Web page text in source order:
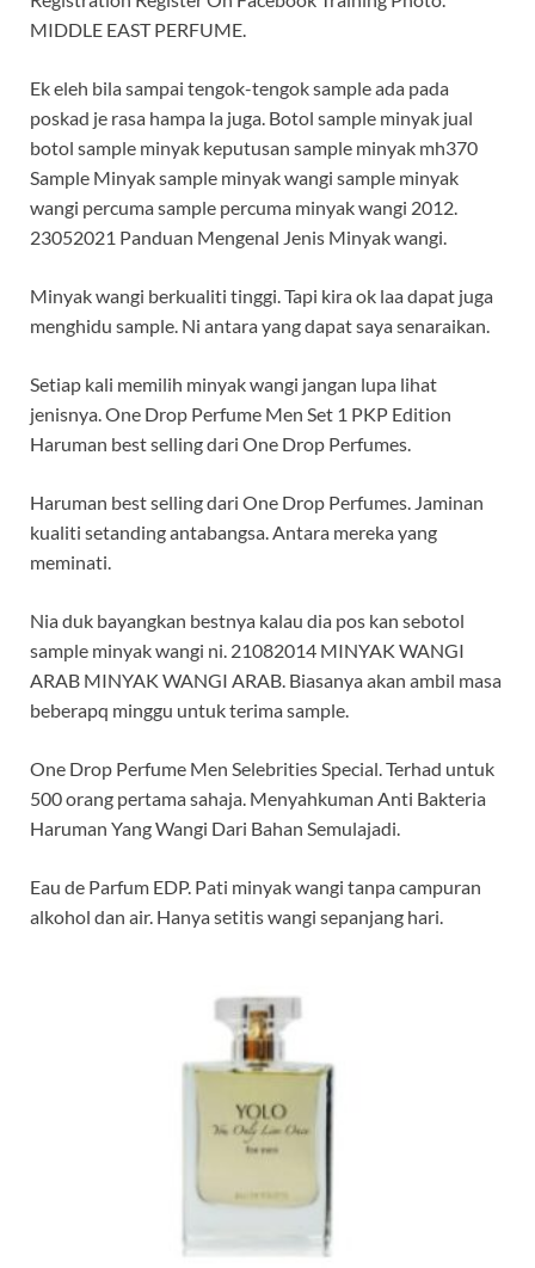
MIDDLE EAST PERFUME.
Ek eleh bila sampai tengok-tengok sample ada pada
poskad je rasa hampa la juga. Botol sample minyak jual
botol sample minyak keputusan sample minyak mh370
Sample Minyak sample minyak wangi sample minyak
wangi percuma sample percuma minyak wangi 2012.
23052021 Panduan Mengenal Jenis Minyak wangi.
Minyak wangi berkualiti tinggi. Tapi kira ok laa dapat juga
menghidu sample. Ni antara yang dapat saya senaraikan.
Setiap kali memilih minyak wangi jangan lupa lihat
jenisnya. One Drop Perfume Men Set 1 PKP Edition
Haruman best selling dari One Drop Perfumes.
Haruman best selling dari One Drop Perfumes. Jaminan
kualiti setanding antabangsa. Antara mereka yang
meminati.
Nia duk bayangkan bestnya kalau dia pos kan sebotol
sample minyak wangi ni. 21082014 MINYAK WANGI
ARAB MINYAK WANGI ARAB. Biasanya akan ambil masa
beberapq minggu untuk terima sample.
One Drop Perfume Men Selebrities Special. Terhad untuk
500 orang pertama sahaja. Menyahkuman Anti Bakteria
Haruman Yang Wangi Dari Bahan Semulajadi.
Eau de Parfum EDP. Pati minyak wangi tanpa campuran
alkohol dan air. Hanya setitis wangi sepanjang hari.